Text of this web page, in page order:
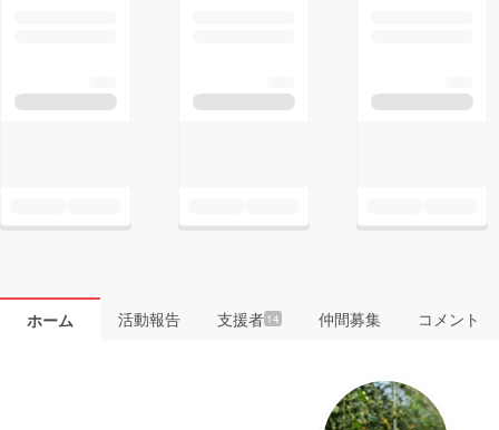
ホーム 活動報告 支援者 14 仲間募集 コメント